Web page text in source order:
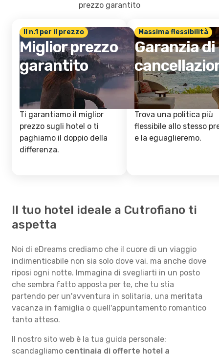
prezzo garantito
Il n.1 per il prezzo
Miglior prezzo
garantito
Ti garantiamo il miglior
prezzo sugli hotel o ti
paghiamo il doppio della
differenza.
Massima flessibilità
Garanzia di
Trova una politica più
flessibile allo stesso
e la eguaglieremo.
Il tuo hotel ideale a Cutrofiano ti
aspetta
Noi di eDreams crediamo che il cuore di un viaggio
indimenticabile non sia solo dove vai, ma anche dove
riposi ogni notte. Immagina di svegliarti in un posto
che sembra fatto apposta per te, che tu stia
partendo per un'avventura in solitaria, una meritata
vacanza in famiglia o quell'appuntamento romantico
tanto atteso.
Il nostro sito web è la tua guida personale:
scandagliamo centinaia di offerte hotel a